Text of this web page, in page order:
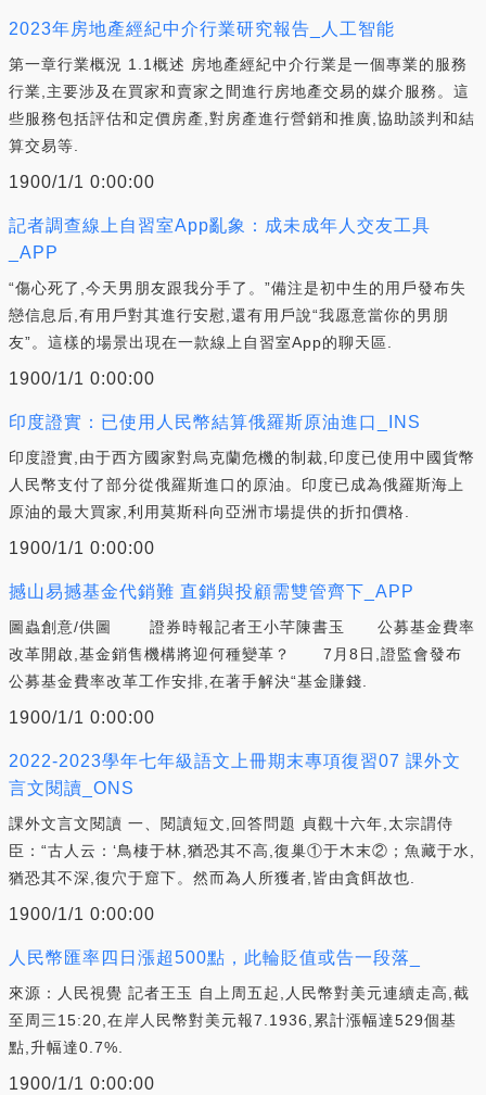
2023年房地產經紀中介行業研究報告_人工智能
第一章行業概況 1.1概述 房地產經紀中介行業是一個專業的服務
行業,主要涉及在買家和賣家之間進行房地產交易的媒介服務。這
些服務包括評估和定價房產,對房產進行營銷和推廣,協助談判和結
算交易等.
1900/1/1 0:00:00
記者調查線上自習室App亂象：成未成年人交友工具
_APP
“傷心死了,今天男朋友跟我分手了。”備注是初中生的用戶發布失
戀信息后,有用戶對其進行安慰,還有用戶說“我愿意當你的男朋
友”。這樣的場景出現在一款線上自習室App的聊天區.
1900/1/1 0:00:00
印度證實：已使用人民幣結算俄羅斯原油進口_INS
印度證實,由于西方國家對烏克蘭危機的制裁,印度已使用中國貨幣
人民幣支付了部分從俄羅斯進口的原油。印度已成為俄羅斯海上
原油的最大買家,利用莫斯科向亞洲市場提供的折扣價格.
1900/1/1 0:00:00
撼山易撼基金代銷難 直銷與投顧需雙管齊下_APP
圖蟲創意/供圖 證券時報記者王小芊陳書玉 公募基金費率
改革開啟,基金銷售機構將迎何種變革？ 7月8日,證監會發布
公募基金費率改革工作安排,在著手解決“基金賺錢.
1900/1/1 0:00:00
2022-2023學年七年級語文上冊期末專項復習07 課外文
言文閱讀_ONS
課外文言文閱讀 一、閱讀短文,回答問題 貞觀十六年,太宗謂侍
臣：“古人云：‘鳥棲于林,猶恐其不高,復巢①于木末②；魚藏于水,
猶恐其不深,復穴于窟下。然而為人所獲者,皆由貪餌故也.
1900/1/1 0:00:00
人民幣匯率四日漲超500點，此輪貶值或告一段落_
來源：人民視覺 記者王玉 自上周五起,人民幣對美元連續走高,截
至周三15:20,在岸人民幣對美元報7.1936,累計漲幅達529個基
點,升幅達0.7%.
1900/1/1 0:00:00